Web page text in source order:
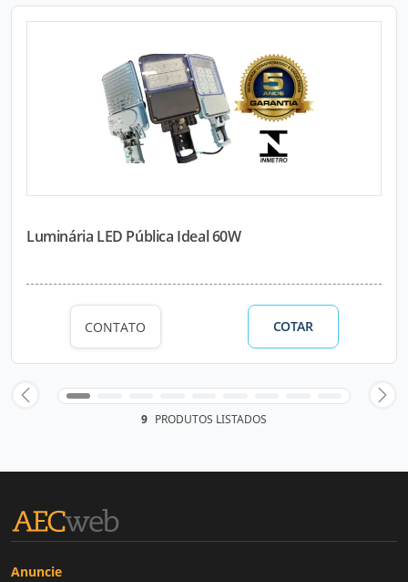
Luminária LED Pública Ideal 60W
CONTATO COTAR
9 PRODUTOS LISTADOS
Anuncie